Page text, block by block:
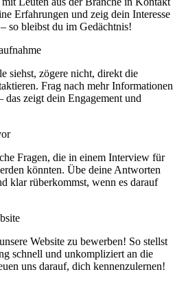
Erfahrungen und zeig dein Interesse
so bleibst du im Gedächtnis!
siehst, zögere nicht, direkt die
Frag nach mehr Informationen
das zeigt dein Engagement und
Fragen, die in einem Interview für
könnten. Übe deine Antworten
klar rüberkommst, wenn es darauf
Website zu bewerben! So stellst
schnell und unkompliziert an die
uns darauf, dich kennenzulernen!